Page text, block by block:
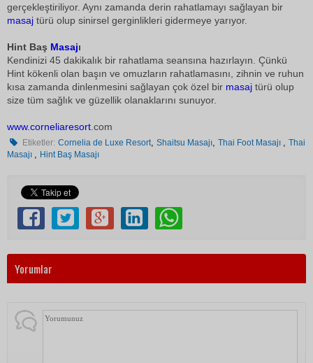
gerçekleştiriliyor. Aynı zamanda derin rahatlamayı sağlayan bir
masaj türü olup sinirsel gerginlikleri gidermeye yarıyor.
Hint Baş Masajı
Kendinizi 45 dakikalık bir rahatlama seansına hazırlayın. Çünkü
Hint kökenli olan başın ve omuzların rahatlamasını, zihnin ve ruhun
kısa zamanda dinlenmesini sağlayan çok özel bir masaj türü olup
size tüm sağlık ve güzellik olanaklarını sunuyor.
www.corneliaresort .com
Etiketler: Cornelia de Luxe Resort,Shaitsu Masajı,Thai Foot Masajı ,Thai
Masajı , Hint Baş Masajı
Yorumlar